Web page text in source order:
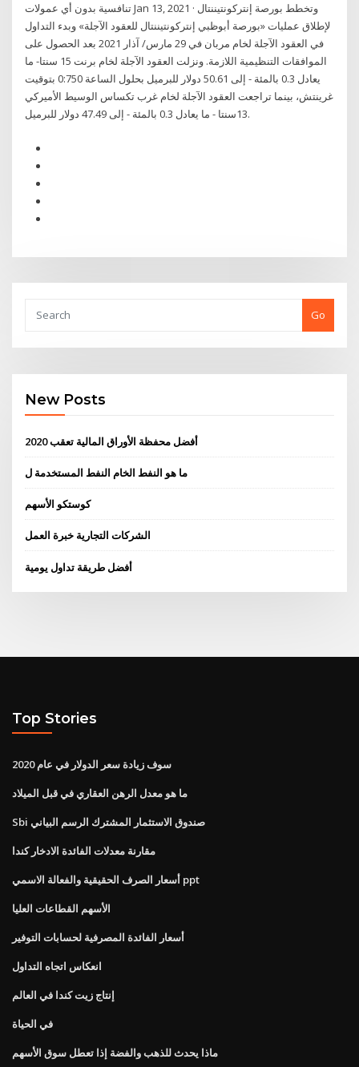
تنافسية بدون أي عمولات Jan 13, 2021 · وتخطط بورصة إنتركونتيننتال
لإطلاق عمليات «بورصة أبوظبي إنتركونتيننتال للعقود الآجلة» وبدء التداول
في العقود الآجلة لخام مربان في 29 مارس/ آذار 2021 بعد الحصول على
الموافقات التنظيمية اللازمة. ونزلت العقود الآجلة لخام برنت 15 سنتا- ما
يعادل 0.3 بالمئة - إلى 50.61 دولار للبرميل بحلول الساعة 0:750 بتوقيت
غرينتش، بينما تراجعت العقود الآجلة لخام غرب تكساس الوسيط الأميركي
13سنتا - ما يعادل 0.3 بالمئة - إلى 47.49 دولار للبرميل.
Go
New Posts
أفضل محفظة الأوراق المالية تعقب 2020
ما هو النفط الخام النفط المستخدمة ل
كوستكو الأسهم
الشركات التجارية خبرة العمل
أفضل طريقة تداول يومية
Top Stories
سوف زيادة سعر الدولار في عام 2020
ما هو معدل الرهن العقاري في قبل الميلاد
Sbi صندوق الاستثمار المشترك الرسم البياني
مقارنة معدلات الفائدة الادخار كندا
أسعار الصرف الحقيقية والفعالة الاسمي ppt
الأسهم القطاعات العليا
أسعار الفائدة المصرفية لحسابات التوفير
انعكاس اتجاه التداول
إنتاج زيت كندا في العالم
في الحياة
ماذا يحدث للذهب والفضة إذا تعطل سوق الأسهم